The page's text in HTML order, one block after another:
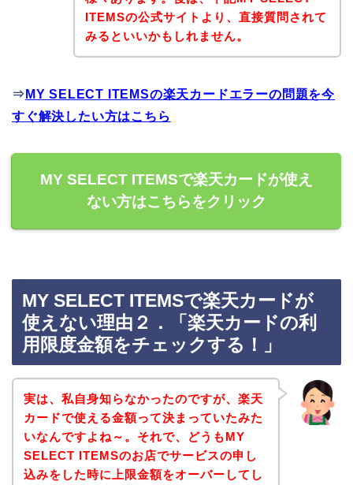
ITEMSの公式サイトより、直接質問されて
みるといいかもしれません。
⇒ MY SELECT ITEMSの楽天カードエラーの問題を今
すぐ解決したい方はこちら
MY SELECT ITEMSで楽天カードが使え
ない方はこちらをクリック
MY SELECT ITEMSで楽天カードが
使えない理由２．「楽天カードの利
用限度金額をチェックする！」
実は、私自身知らなかったのですが、楽天
カードで使える金額って決まっていたみた
いなんですよね～。それで、どうもMY
SELECT ITEMSのお店でサービスの申し
込みをした時に上限金額をオーバーしてし